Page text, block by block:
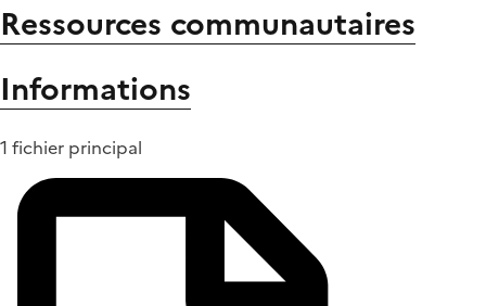
Ressources communautaires
Informations
1 fichier principal